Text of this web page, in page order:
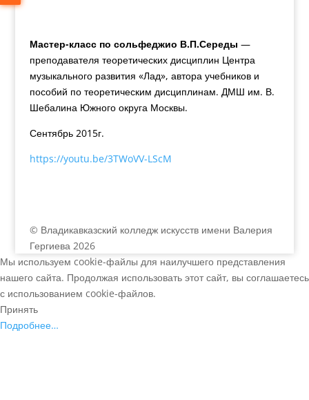
Мастер-класс по сольфеджио В.П.Середы —
преподавателя теоретических дисциплин Центра
музыкального развития «Лад», автора учебников и
пособий по теоретическим дисциплинам. ДМШ им. В.
Шебалина Южного округа Москвы.
Сентябрь 2015г.
https://youtu.be/3TWoVV-LScM
© Владикавказский колледж искусств имени Валерия
Гергиева 2026
Мы используем cookie-файлы для наилучшего представления
нашего сайта. Продолжая использовать этот сайт, вы соглашаетесь
с использованием cookie-файлов.
Принять
Подробнее…